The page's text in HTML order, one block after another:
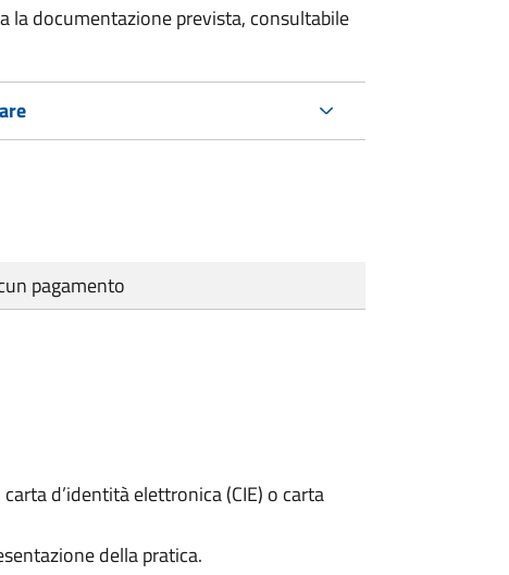
la documentazione prevista, consultabile
pagamento
d’identità elettronica (CIE) o carta
della pratica.